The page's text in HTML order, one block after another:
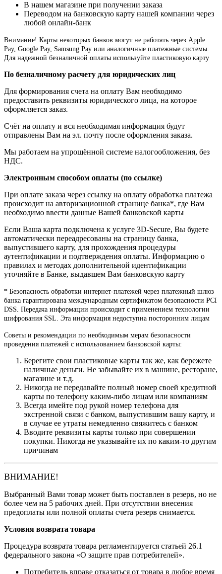
В нашем магазине при получении заказа
Переводом на банковскую карту нашей компании через
любой онлайн-банк
Внимание! Карты некоторых банков могут не работать через Apple
Pay, Google Pay, Samsung Pay или аналогичные платежные системы.
Для надежной безналичной оплаты используйте пластиковую карту
По безналичному расчету для юридических лиц
Для формирования счета на оплату Вам необходимо
предоставить реквизиты юридического лица, на которое
оформляется заказ.
Счёт на оплату и вся необходимая информация будут
отправлены Вам на эл. почту после оформления заказа.
Мы работаем на упрощённой системе налогообложения, без
НДС.
Электронным способом оплаты (по ссылке)
При оплате заказа через ссылку на оплату обработка платежа
происходит на авторизационной странице банка*, где Вам
необходимо ввести данные Вашей банковской карты
Если Ваша карта подключена к услуге 3D-Secure, Вы будете
автоматически переадресованы на страницу банка,
выпустившего карту, для прохождения процедуры
аутентификации и подтверждения оплаты. Информацию о
правилах и методах дополнительной идентификации
уточняйте в Банке, выдавшем Вам банковскую карту
* Безопасность обработки интернет-платежей через платежный шлюз
банка гарантирована международным сертификатом безопасности PCI
DSS. Передача информации происходит с применением технологии
шифрования SSL. Эта информация недоступна посторонним лицам
Советы и рекомендации по необходимым мерам безопасности
проведения платежей с использованием банковской карты:
Берегите свои пластиковые карты так же, как бережете
наличные деньги. Не забывайте их в машине, ресторане,
магазине и т.д.
Никогда не передавайте полный номер своей кредитной
карты по телефону каким-либо лицам или компаниям
Всегда имейте под рукой номер телефона для
экстренной связи с банком, выпустившим вашу карту, и
в случае ее утраты немедленно свяжитесь с банком
Вводите реквизиты карты только при совершении
покупки. Никогда не указывайте их по каким-то другим
причинам
ВНИМАНИЕ!
Выбранный Вами товар может быть поставлен в резерв, но не
более чем на 5 рабочих дней. При отсутствии внесения
предоплаты или полной оплаты счета резерв снимается.
Условия возврата товара
Процедура возврата товара регламентируется статьей 26.1
федерального закона «О защите прав потребителей».
Потребитель вправе отказаться от товара в любое время